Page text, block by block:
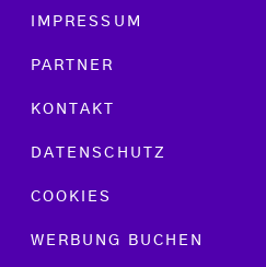
Footer menu
IMPRESSUM
PARTNER
KONTAKT
DATENSCHUTZ
COOKIES
WERBUNG BUCHEN